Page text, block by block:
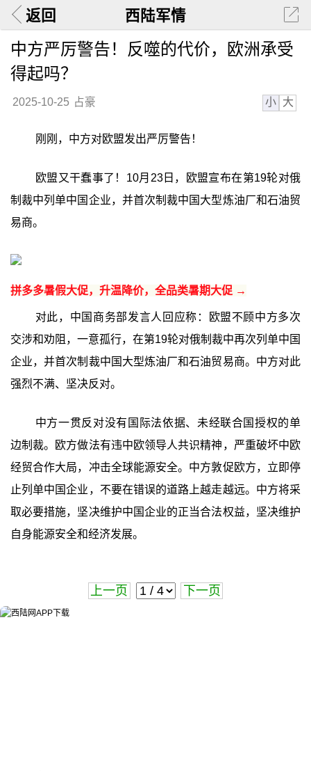
返回 西陆军情
中方严厉警告！反噬的代价，欧洲承受
得起吗？
2025-10-25 占豪 小 大
刚刚，中方对欧盟发出严厉警告！
欧盟又干蠢事了！10月23日，欧盟宣布在第19轮对俄
制裁中列单中国企业，并首次制裁中国大型炼油厂和石油贸
易商。
拼多多暑假大促，升温降价，全品类暑期大促 →
对此，中国商务部发言人回应称：欧盟不顾中方多次
交涉和劝阻，一意孤行，在第19轮对俄制裁中再次列单中国
企业，并首次制裁中国大型炼油厂和石油贸易商。中方对此
强烈不满、坚决反对。
中方一贯反对没有国际法依据、未经联合国授权的单
边制裁。欧方做法有违中欧领导人共识精神，严重破坏中欧
经贸合作大局，冲击全球能源安全。中方敦促欧方，立即停
止列单中国企业，不要在错误的道路上越走越远。中方将采
取必要措施，坚决维护中国企业的正当合法权益，坚决维护
自身能源安全和经济发展。
上一页 下一页